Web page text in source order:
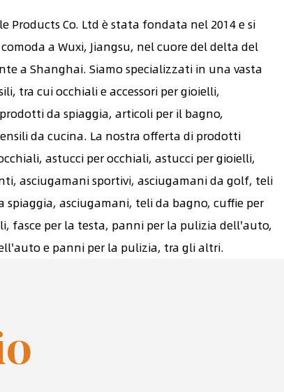
Products Co. Ltd è stata fondata nel 2014 e si
a Wuxi, Jiangsu, nel cuore del delta del
a Shanghai. Siamo specializzati in una vasta
tra cui occhiali e accessori per gioielli,
da spiaggia, articoli per il bagno,
da cucina. La nostra offerta di prodotti
astucci per occhiali, astucci per gioielli,
asciugamani sportivi, asciugamani da golf, teli
spiaggia, asciugamani, teli da bagno, cuffie per
fasce per la testa, panni per la pulizia dell'auto,
e panni per la pulizia, tra gli altri.